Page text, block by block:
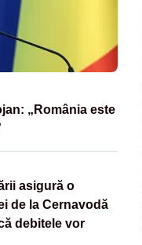
„România este
asigură o
de la Cernavodă
debitele vor